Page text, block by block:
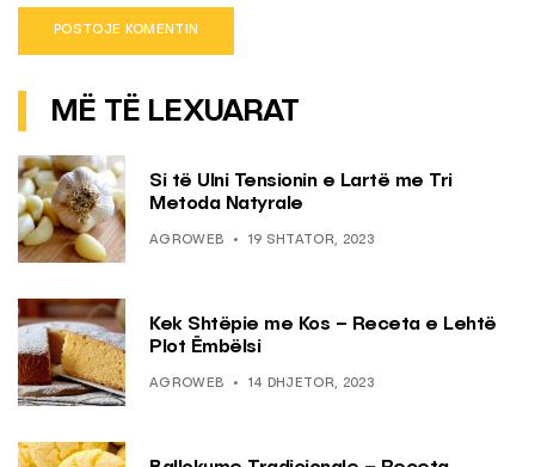
MË TË LEXUARAT
Si të Ulni Tensionin e Lartë me Tri
Metoda Natyrale
AGROWEB 19 SHTATOR, 2023
Kek Shtëpie me Kos – Receta e Lehtë
Plot Ëmbëlsi
AGROWEB 14 DHJETOR, 2023